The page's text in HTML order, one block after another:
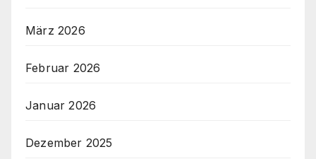
März 2026
Februar 2026
Januar 2026
Dezember 2025